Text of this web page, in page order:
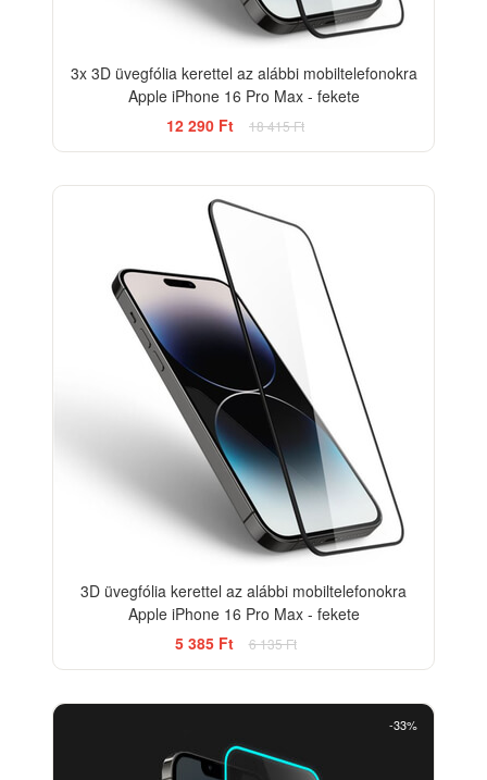
3x 3D üvegfólia kerettel az alábbi mobiltelefonokra
Apple iPhone 16 Pro Max - fekete
12 290 Ft
18 415 Ft
3D üvegfólia kerettel az alábbi mobiltelefonokra
Apple iPhone 16 Pro Max - fekete
5 385 Ft
6 135 Ft
-33%